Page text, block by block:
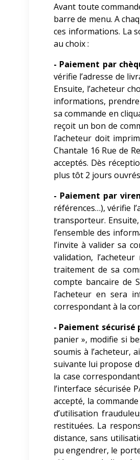
Avant toute
barre de menu. A
ces informations. La
au choix :
- Paiement par
vérifie l’adresse de
Ensuite, l’acheteur
informations,
sa commande en
reçoit un bon de
l’acheteur doit
Chantale 16 Rue de
acceptés. Dès
plus tôt 2 jours
- Paiement par
références…), vérifie
transporteur.
l’ensemble des
l’invite à valider sa
validation,
traitement de sa
compte bancaire de
l’acheteur en sera
correspondant à la
- Paiement sécurisé
panier », modifie si
soumis à l’acheteur,
suivante lui propose
la case
l’interface sécurisée
accepté, la
d’utilisation
restituées. La
distance, sans
pu engendrer, le